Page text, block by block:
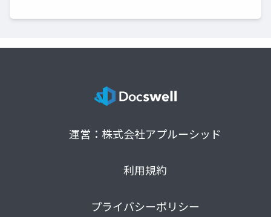
運営：株式会社アプルーシッド
利用規約
プライバシーポリシー